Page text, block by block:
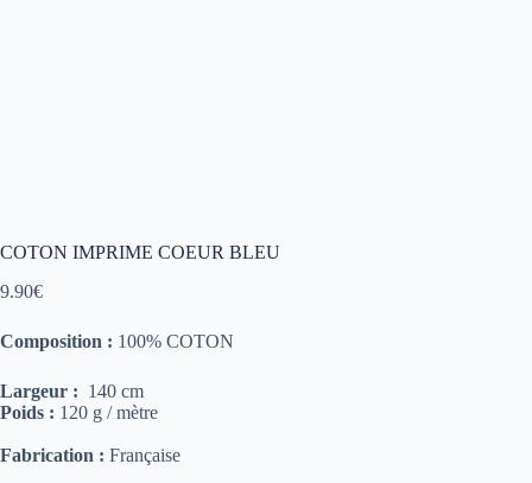
COTON IMPRIME COEUR BLEU
9.90€
Composition : 100% COTON
Largeur : 140 cm
Poids : 120 g / mètre
Fabrication : Française